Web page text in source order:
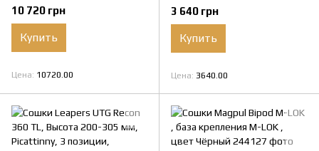
10 720 грн
Купить
Цена 10720.00
3 640 грн
Купить
Цена 3640.00